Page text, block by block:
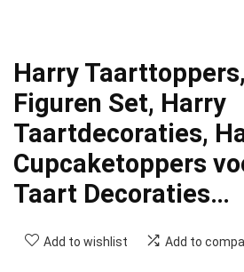
Harry
Figuren Set, Harry
Taartdecoraties,
Cupcaketoppers
Taart Decoraties…
Add to wishlist Add to